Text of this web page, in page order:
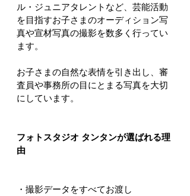
ル・ジュニアタレントなど、芸能活動
を目指すお子さまのオーディション写
真や宣材写真の撮影を数多く行ってい
ます。
お子さまの自然な表情を引き出し、審
査員や事務所の目にとまる写真を大切
にしています。
フォトスタジオ タンタンが選ばれる理
由
・撮影データをすべてお渡し